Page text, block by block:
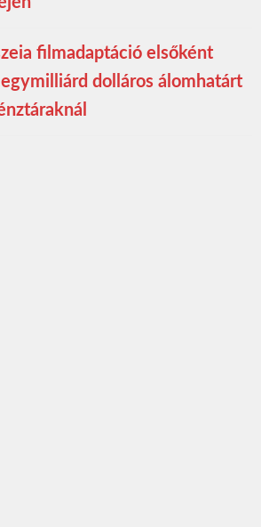
filmadaptáció elsőként
dolláros álomhatárt